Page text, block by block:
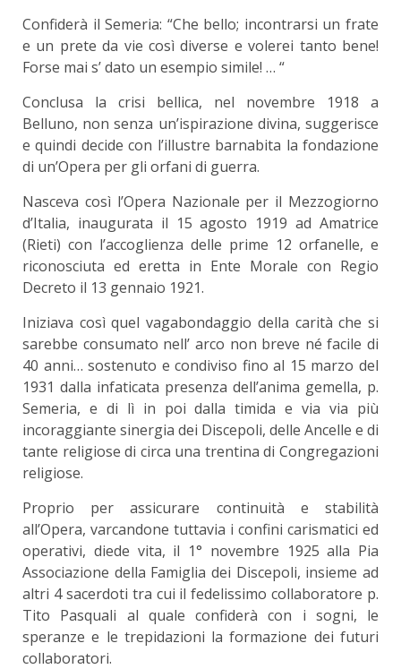
Confiderà il Semeria: “Che bello; incontrarsi un frate
e un prete da vie così diverse e volerei tanto bene!
Forse mai s’ dato un esempio simile! … “
Conclusa la crisi bellica, nel novembre 1918 a
Belluno, non senza un’ispirazione divina, suggerisce
e quindi decide con l’illustre barnabita la fondazione
di un’Opera per gli orfani di guerra.
Nasceva così l’Opera Nazionale per il Mezzogiorno
d’Italia, inaugurata il 15 agosto 1919 ad Amatrice
(Rieti) con l’accoglienza delle prime 12 orfanelle, e
riconosciuta ed eretta in Ente Morale con Regio
Decreto il 13 gennaio 1921.
Iniziava così quel vagabondaggio della carità che si
sarebbe consumato nell’ arco non breve né facile di
40 anni… sostenuto e condiviso fino al 15 marzo del
1931 dalla infaticata presenza dell’anima gemella, p.
Semeria, e di lì in poi dalla timida e via via più
incoraggiante sinergia dei Discepoli, delle Ancelle e di
tante religiose di circa una trentina di Congregazioni
religiose.
Proprio per assicurare continuità e stabilità
all’Opera, varcandone tuttavia i confini carismatici ed
operativi, diede vita, il 1° novembre 1925 alla Pia
Associazione della Famiglia dei Discepoli, insieme ad
altri 4 sacerdoti tra cui il fedelissimo collaboratore p.
Tito Pasquali al quale confiderà con i sogni, le
speranze e le trepidazioni la formazione dei futuri
collaboratori.